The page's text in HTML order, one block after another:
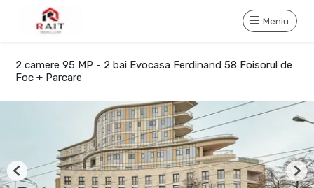
Meniu
2 camere 95 MP - 2 bai Evocasa Ferdinand 58 Foisorul de
Foc + Parcare
Previous